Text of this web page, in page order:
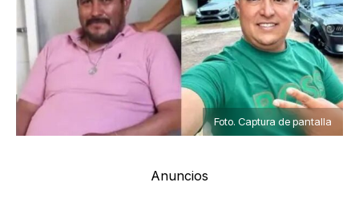
Foto. Captura de pantalla
Anuncios